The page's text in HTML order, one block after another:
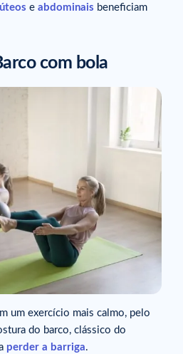
e abdominais beneficiam
com bola
um exercício mais calmo, pelo
do barco, clássico do
perder a barriga.